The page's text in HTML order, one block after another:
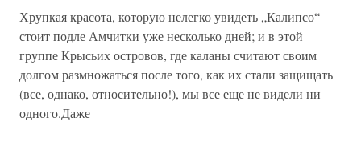
Хрупкая красота, которую нелегко увидеть „Калипсо“
стоит подле Амчитки уже несколько дней; и в этой
группе Крысьих островов, где каланы считают своим
долгом размножаться после того, как их стали защищать
(все, однако, относительно!), мы все еще не видели ни
одного.Даже